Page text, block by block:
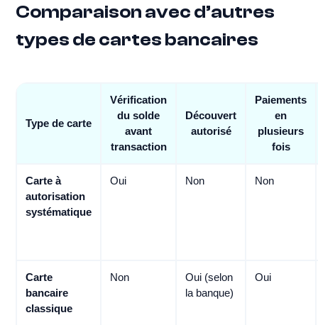
Comparaison avec d’autres
types de cartes bancaires
Type de carte
Vérification
du solde
avant
transaction
Découvert
autorisé
Paiements
en
plusieurs
fois
Carte à
autorisation
systématique
Oui Non Non
Carte
bancaire
classique
Non
Oui (selon
la banque)
Oui